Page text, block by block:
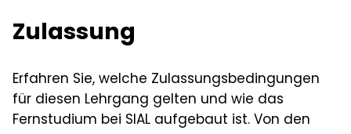
Die Domänen der Führung
Aufgabenbereiche, Entscheidungen und Macht
im Management, Management & Leadership,
Trends & Entwicklungen
Rahmenmodell Führung – Einflussfaktoren
Zulassung
Erfahren Sie, welche Zulassungsbedingungen
für diesen Lehrgang gelten und wie das
Fernstudium bei SIAL aufgebaut ist. Von den